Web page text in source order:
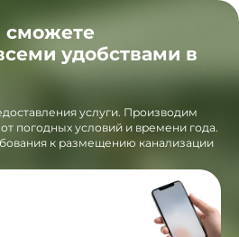
сможете
удобствами в
услуги. Производим
погодных условий и времени года.
к размещению канализации